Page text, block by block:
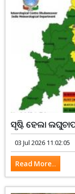
ସୃଷ୍ଟି ହେଲା ଲଘୁଚାପ,
03 Jul 2026 11:02:05
Read More...